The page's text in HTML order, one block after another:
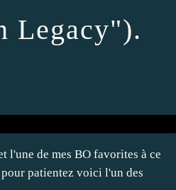
Legacy").
l'une de mes BO favorites à ce
patientez voici l'un des